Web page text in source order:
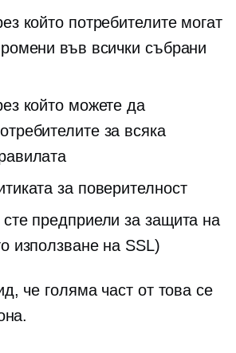
който потребителите могат
във всички събрани
който можете да
за всяка
за поверителност
предприели за защита на
използване на SSL)
че голяма част от това се